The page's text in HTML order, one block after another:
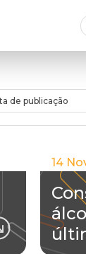
de publicação
14